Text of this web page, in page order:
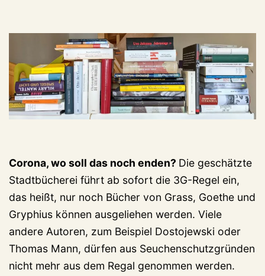
Corona, wo soll das noch enden? Die geschätzte
Stadtbücherei führt ab sofort die 3G-Regel ein,
das heißt, nur noch Bücher von Grass, Goethe und
Gryphius können ausgeliehen werden. Viele
andere Autoren, zum Beispiel Dostojewski oder
Thomas Mann, dürfen aus Seuchenschutzgründen
nicht mehr aus dem Regal genommen werden.